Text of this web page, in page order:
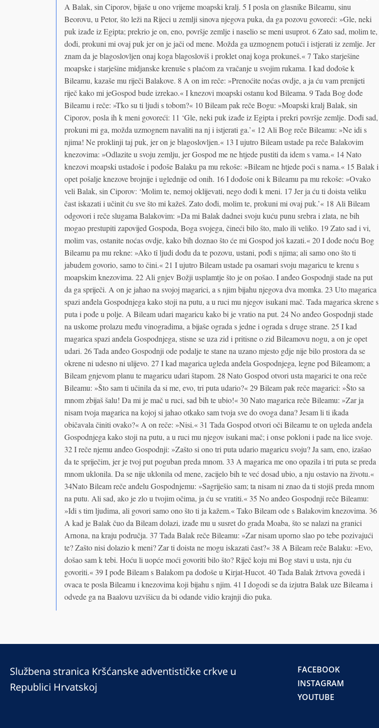
A Balak, sin Ciporov, bijaše u ono vrijeme moapski kralj. 5 I posla on glasnike Bileamu, sinu
Beorovu, u Petor, što leži na Rijeci u zemlji sinova njegova puka, da ga pozovu govoreći: »Gle, neki
puk izađe iz Egipta; prekrio je on, eno, površje zemlje i naselio se meni usuprot. 6 Zato sad, molim te,
dođi, prokuni mi ovaj puk jer on je jači od mene. Možda ga uzmognem potući i istjerati iz zemlje. Jer
znam da je blagoslovljen onaj koga blagosloviš i proklet onaj koga prokuneš.« 7 Tako starješine
moapske i starješine midjanske krenuše s plaćom za vračanje u svojim rukama. I kad dođoše k
Bileamu, kazaše mu riječi Balakove. 8 A on im reče: »Prenoćite noćas ovdje, a ja ću vam prenijeti
riječ kako mi jeGospod bude izrekao.« I knezovi moapski ostanu kod Bileama. 9 Tada Bog dođe
Bileamu i reče: »Tko su ti ljudi s tobom?« 10 Bileam pak reče Bogu: »Moapski kralj Balak, sin
Ciporov, posla ih k meni govoreći: 11 ‘Gle, neki puk izađe iz Egipta i prekri površje zemlje. Dođi sad,
prokuni mi ga, možda uzmognem navaliti na nj i istjerati ga.’« 12 Ali Bog reče Bileamu: »Ne idi s
njima! Ne proklinji taj puk, jer on je blagoslovljen.« 13 I ujutro Bileam ustade pa reče Balakovim
knezovima: »Odlazite u svoju zemlju, jer Gospod me ne htjede pustiti da idem s vama.« 14 Nato
knezovi moapski ustadoše i pođoše Balaku pa mu rekoše: »Bileam ne htjede poći s nama.« 15 Balak i
opet pošalje knezove brojnije i uglednije od onih. 16 I dođoše oni k Bileamu pa mu rekoše: »Ovako
veli Balak, sin Ciporov: ‘Molim te, nemoj oklijevati, nego dođi k meni. 17 Jer ja ću ti doista veliku
čast iskazati i učinit ću sve što mi kažeš. Zato dođi, molim te, prokuni mi ovaj puk.’« 18 Ali Bileam
odgovori i reče slugama Balakovim: »Da mi Balak dadnei svoju kuću punu srebra i zlata, ne bih
mogao prestupiti zapovijed Gospoda, Boga svojega, čineći bilo što, malo ili veliko. 19 Zato sad i vi,
molim vas, ostanite noćas ovdje, kako bih doznao što će mi Gospod još kazati.« 20 I dođe noću Bog
Bileamu pa mu rekne: »Ako tî ljudi dođu da te pozovu, ustani, pođi s njima; ali samo ono što ti
jabudem govorio, samo to čini.« 21 I ujutro Bileam ustade pa osamari svoju magaricu te krenu s
moapskim knezovima. 22 Ali gnjev Božji usplamtje što je on pošao. I anđeo Gospodnji stade na put
da ga spriječi. A on je jahao na svojoj magarici, a s njim bijahu njegova dva momka. 23 Uto magarica
spazi anđela Gospodnjega kako stoji na putu, a u ruci mu njegov isukani mač. Tada magarica skrene s
puta i pođe u polje. A Bileam udari magaricu kako bi je vratio na put. 24 No anđeo Gospodnji stade
na uskome prolazu među vinogradima, a bijaše ograda s jedne i ograda s druge strane. 25 I kad
magarica spazi anđela Gospodnjega, stisne se uza zid i pritisne o zid Bileamovu nogu, a on je opet
udari. 26 Tada anđeo Gospodnji ode podalje te stane na uzano mjesto gdje nije bilo prostora da se
okrene ni udesno ni ulijevo. 27 I kad magarica ugleda anđela Go­spodnjega, legne pod Bileamom; a
Bileam gnjevom planu te magaricu udari štapom. 28 Nato Gospod otvori usta magarici te ona reče
Bileamu: »Što sam ti učinila da si me, evo, tri puta udario?« 29 Bileam pak reče magarici: »Što sa
mnom zbijaš šalu! Da mi je mač u ruci, sad bih te ubio!« 30 Nato magarica reče Bileamu: »Zar ja
nisam tvoja magarica na kojoj si jahao otkako sam tvoja sve do ovoga dana? Jesam li ti ikada
običavala činiti ovako?« A on reče: »Nisi.« 31 Tada Gospod otvori oči Bileamu te on ugleda anđela
Gospodnjega kako stoji na putu, a u ruci mu njegov isukani mač; i onse pokloni i pade na lice svoje.
32 I reče njemu anđeo Gospodnji: »Zašto si ono tri puta udario magaricu svoju? Ja sam, eno, izašao
da te spriječim, jer je tvoj put poguban preda mnom. 33 A magarica me ono opazila i tri puta se preda
mnom uklonila. Da se nije uklonila od mene, zacijelo bih te već dosad ubio, a nju ostavio na životu.«
34Nato Bileam reče anđelu Gospodnjemu: »Sagriješio sam; ta nisam ni znao da ti stojiš preda mnom
na putu. Ali sad, ako je zlo u tvojim očima, ja ću se vratiti.« 35 No anđeo Gospodnji reče Bileamu:
»Idi s tim ljudima, ali govori samo ono što ti ja kažem.« Tako Bileam ode s Balakovim knezovima. 36
A kad je Balak čuo da Bileam dolazi, izađe mu u susret do grada Moaba, što se nalazi na granici
Arnona, na kraju područja. 37 Tada Balak reče Bileamu: »Zar nisam uporno slao po tebe pozivajući
te? Zašto nisi dolazio k meni? Zar ti doista ne mogu iskazati čast?« 38 A Bileam reče Balaku: »Evo,
došao sam k tebi. Hoću li uopće moći govoriti bilo što? Riječ koju mi Bog stavi u usta, nju ću
govoriti.« 39 I pođe Bileam s Balakom pa dođoše u Kirjat-Hucot. 40 Tada Balak žrtvova govedâ i
ovaca te posla Bileamu i knezovima koji bijahu s njim. 41 I dogodi se da izjutra Balak uze Bileama i
odvede ga na Baalovu uzvišicu da bi odande vidio krajnji dio puka.
Službena stranica Kršćanske adventističke crkve u
Republici Hrvatskoj
FACEBOOK
INSTAGRAM
YOUTUBE